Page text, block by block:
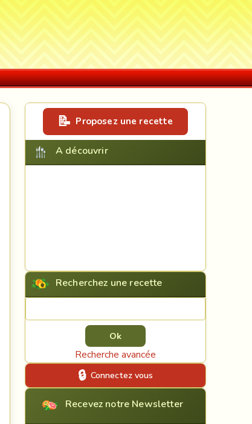
Proposez une recette
A découvrir
Recherchez une recette
Recherche avancée
Connectez vous
Recevez notre Newsletter